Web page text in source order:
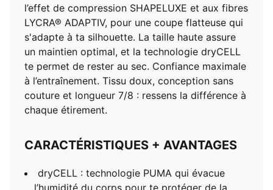
l’effet de compression SHAPELUXE et aux fibres
LYCRA® ADAPTIV, pour une coupe flatteuse qui
s'adapte à ta silhouette. La taille haute assure
un maintien optimal, et la technologie dryCELL
te permet de rester au sec. Confiance maximale
à l’entraînement. Tissu doux, conception sans
couture et longueur 7/8 : ressens la différence à
chaque étirement.
CARACTÉRISTIQUES + AVANTAGES
dryCELL : technologie PUMA qui évacue
l’humidité du corps pour te protéger de la